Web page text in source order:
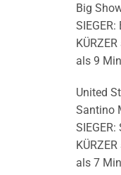
Big
als 9
United
Santino
als 7